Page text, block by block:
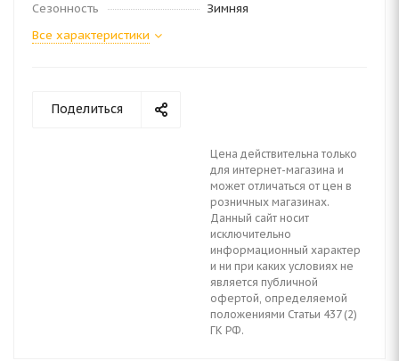
Сезонность
Зимняя
Все характеристики
Поделиться
Цена действительна только
для интернет-магазина и
может отличаться от цен в
розничных магазинах.
Данный сайт носит
исключительно
информационный характер
и ни при каких условиях не
является публичной
офертой, определяемой
положениями Статьи 437 (2)
ГК РФ.